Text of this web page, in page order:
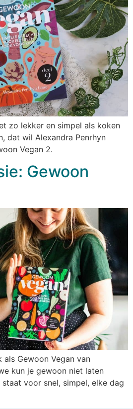
zo lekker en simpel als koken
dat wil Alexandra Penrhyn
Vegan 2.
Gewoon
Gewoon Vegan van
kun je gewoon niet laten
voor snel, simpel, elke dag